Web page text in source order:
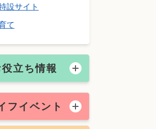
設サイト
て
役立ち情報
フイベント